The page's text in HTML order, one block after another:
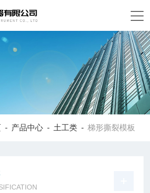
- 产品中心 - 土工类 -梯形撕裂模板